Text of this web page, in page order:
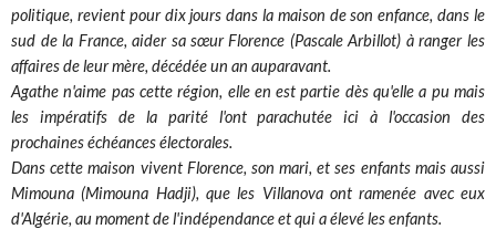
politique, revient pour dix jours dans la maison de son enfance, dans le
sud de la France, aider sa sœur Florence (Pascale Arbillot) à ranger les
affaires de leur mère, décédée un an auparavant.
Agathe n'aime pas cette région, elle en est partie dès qu'elle a pu mais
les impératifs de la parité l'ont parachutée ici à l'occasion des
prochaines échéances électorales.
Dans cette maison vivent Florence, son mari, et ses enfants mais aussi
Mimouna (Mimouna Hadji), que les Villanova ont ramenée avec eux
d'Algérie, au moment de l'indépendance et qui a élevé les enfants.